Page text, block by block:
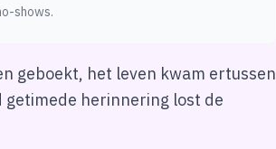
shows.
geboekt, het leven kwam ertussen
herinnering lost de